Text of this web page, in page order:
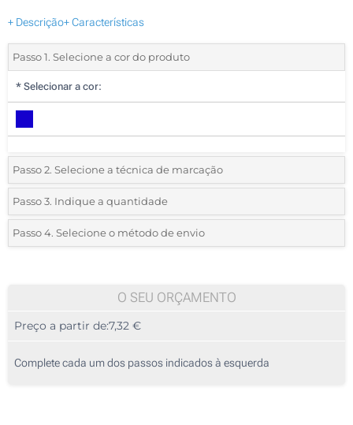
+ Descrição+ Características
Passo 1. Selecione a cor do produto
* Selecionar a cor:
Passo 2. Selecione a técnica de marcação
*Selecione o tipo de marcação e as cores do logotipo:
Transferência digital a cores (Na capa)
Passo 3. Indique a quantidade
*Quantidade mínima:5
10
25
Passo 4. Selecione o método de envio
O SEU ORÇAMENTO
Preço a partir de:7,32 €
Complete cada um dos passos indicados à esquerda